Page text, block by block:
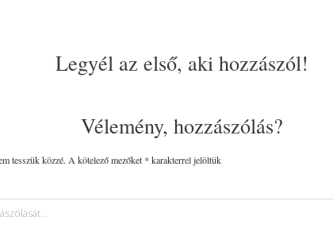
Legyél az első, aki hozzászól!
Vélemény, hozzászólás?
tesszük közzé. A kötelező mezőket * karakterrel jelöltük